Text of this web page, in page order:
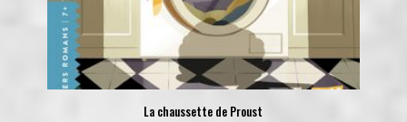
La chaussette de Proust